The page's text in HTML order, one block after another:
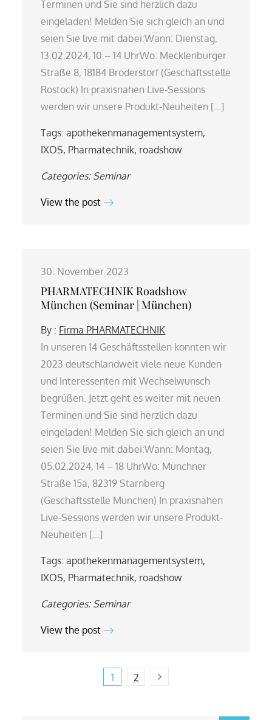
Terminen und Sie sind herzlich dazu
eingeladen! Melden Sie sich gleich an und
seien Sie live mit dabei:Wann: Dienstag,
13.02.2024, 10 – 14 UhrWo: Mecklenburger
Straße 8, 18184 Broderstorf (Geschäftsstelle
Rostock) In praxisnahen Live-Sessions
werden wir unsere Produkt-Neuheiten […]
Tags:apothekenmanagementsystem,
IXOS, Pharmatechnik, roadshow
Categories: Seminar
View the post
30. November 2023
PHARMATECHNIK Roadshow
München (Seminar | München)
By : Firma PHARMATECHNIK
In unseren 14 Geschäftsstellen konnten wir
2023 deutschlandweit viele neue Kunden
und Interessenten mit Wechselwunsch
begrüßen. Jetzt geht es weiter mit neuen
Terminen und Sie sind herzlich dazu
eingeladen! Melden Sie sich gleich an und
seien Sie live mit dabei:Wann: Montag,
05.02.2024, 14 – 18 UhrWo: Münchner
Straße 15a, 82319 Starnberg
(Geschäftsstelle München) In praxisnahen
Live-Sessions werden wir unsere Produkt-
Neuheiten […]
Tags:apothekenmanagementsystem,
IXOS, Pharmatechnik, roadshow
Categories: Seminar
View the post
Beitragsnavigation
1 2 Next